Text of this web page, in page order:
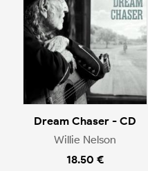
Dream Chaser - CD
Willie Nelson
18.50 €